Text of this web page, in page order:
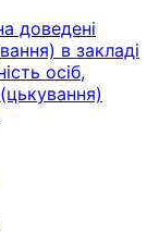
доведені
в закладі
осіб,